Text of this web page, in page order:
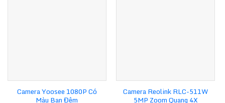
Camera Yoosee 1080P Có
Màu Ban Đêm
Camera Reolink RLC-511W
5MP Zoom Quang 4X